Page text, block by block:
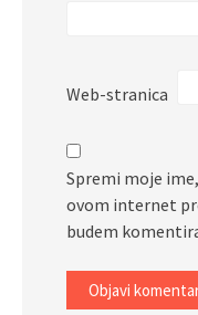
Web-stranica
Spremi moje
ovom internet
budem